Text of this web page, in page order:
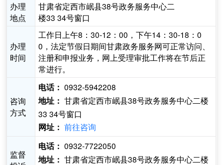
办理
地点
甘肃省定西市岷县38号政务服务中心二
楼33 34号窗口
办理
时间
工作日上午8：30-12：00，下午14：30-18：0
0，法定节假日期间甘肃政务服务网可正常访问、
注册和申报业务，网上受理审批工作将在节后正
常进行。
咨询
方式
电话： 0932-5942208
地址： 甘肃省定西市岷县38号政务服务中心二楼
33 34号窗口
网址： 前往咨询
监督
电话： 0932-7722050
地址： 甘肃省定西市岷县38号政务服务中心二楼